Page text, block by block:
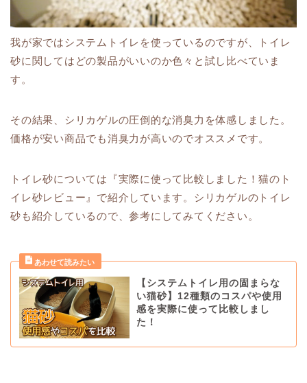
我が家ではシステムトイレを使っているのですが、トイレ
砂に関してはどの製品がいいのか色々と試し比べていま
す。
その結果、シリカゲルの圧倒的な消臭力を体感しました。
価格が安い商品でも消臭力が高いのでオススメです。
トイレ砂については『実際に使って比較しました！猫のト
イレ砂レビュー』で紹介しています。シリカゲルのトイレ
砂も紹介しているので、参考にしてみてください。
【システムトイレ用の固まらな
い猫砂】12種類のコスパや使用
感を実際に使って比較しまし
た！